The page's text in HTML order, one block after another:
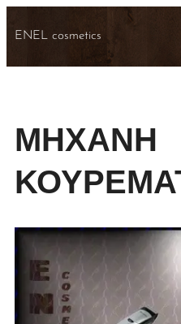
ENEL cosmetics
ΜΗΧΑΝΗ